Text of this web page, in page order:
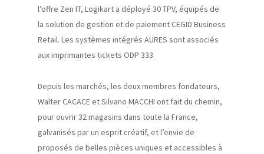
l’offre Zen IT, Logikart a déployé 30 TPV, équipés de
la solution de gestion et de paiement CEGID Business
Retail. Les systèmes intégrés AURES sont associés
aux imprimantes tickets ODP 333.
Depuis les marchés, les deux membres fondateurs,
Walter CACACE etSilvano MACCHI ont fait du chemin,
pour ouvrir32 magasins dans toute la France,
galvanisés par un esprit créatif, et l’envie de
proposés de belles pièces uniques et accessibles à